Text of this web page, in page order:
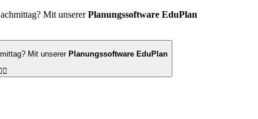
Mit unsererPlanungssoftware EduPlan
Mit unserer Planungssoftware EduPlan
